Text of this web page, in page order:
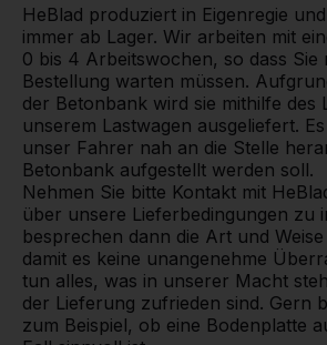
HeBlad produziert in Eigenregie
immer ab Lager. Wir arbeiten mit
0 bis 4 Arbeitswochen, so dass Sie
Bestellung warten müssen.
der Betonbank wird sie mithilfe des
unserem Lastwagen ausgeliefert.
unser Fahrer nah an die Stelle
Betonbank aufgestellt werden soll.
Nehmen Sie bitte Kontakt mit
über unsere Lieferbedingungen zu
besprechen dann die Art und
damit es keine unangenehme
tun alles, was in unserer Macht
der Lieferung zufrieden sind. Gern
zum Beispiel, ob eine Bodenplatte